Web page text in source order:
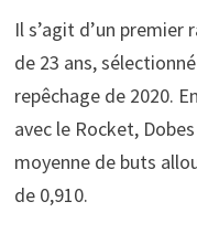
Il s’agit d’un premier
de 23 ans,
repêchage de 2020.
avec le Rocket,
moyenne de buts
de 0,910.